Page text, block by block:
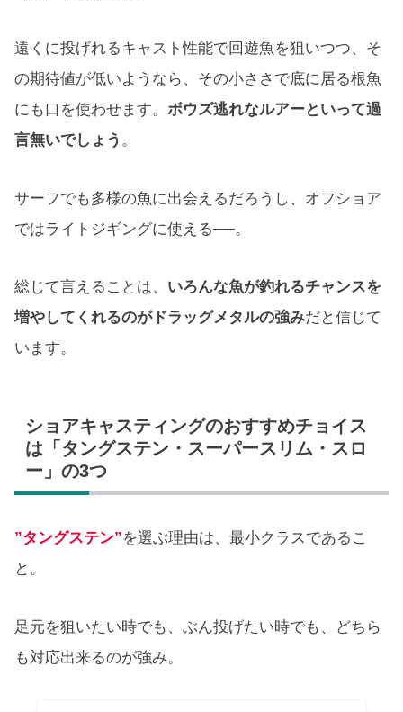
遠くに投げれるキャスト性能で回遊魚を狙いつつ、そ
の期待値が低いようなら、その小ささで底に居る根魚
にも口を使わせます。 ボウズ逃れなルアーといって過
言無いでしょう 。
サーフでも多様の魚に出会えるだろうし、オフショア
ではライトジギングに使える──。
総じて言えることは、 いろんな魚が釣れるチャンスを
増やしてくれるのがドラッグメタルの強みだと信じて
います。
ショアキャスティングのおすすめチョイス
は「タングステン・スーパースリム・スロ
ー」の3つ
”タングステン”を選ぶ理由は、最小クラスであるこ
と。
足元を狙いたい時でも、ぶん投げたい時でも、どちら
も対応出来るのが強み。